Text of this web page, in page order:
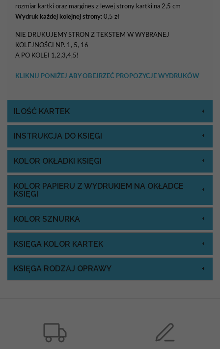
rozmiar kartki oraz margines z lewej strony kartki na 2,5 cm
Wydruk każdej kolejnej strony: 0,5 zł
NIE DRUKUJEMY STRON Z TEKSTEM W WYBRANEJ
KOLEJNOŚCI NP. 1, 5, 16
A PO KOLEI 1,2,3,4,5!
KLIKNIJ PONIŻEJ ABY OBEJRZEĆ PROPOZYCJE WYDRUKÓW
ILOŚĆ KARTEK
INSTRUKCJA DO KSIĘGI
KOLOR OKŁADKI KSIĘGI
KOLOR PAPIERU Z WYDRUKIEM NA OKŁADCE
KSIĘGI
KOLOR SZNURKA
KSIĘGA KOLOR KARTEK
KSIĘGA RODZAJ OPRAWY